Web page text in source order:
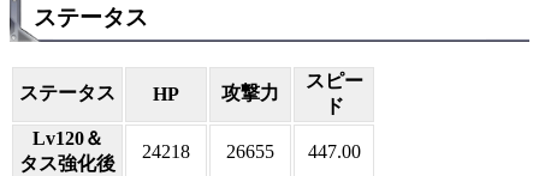
ステータス
ステータス HP 攻撃力
スピー
ド
Lv120＆
タス強化後
24218 26655 447.00